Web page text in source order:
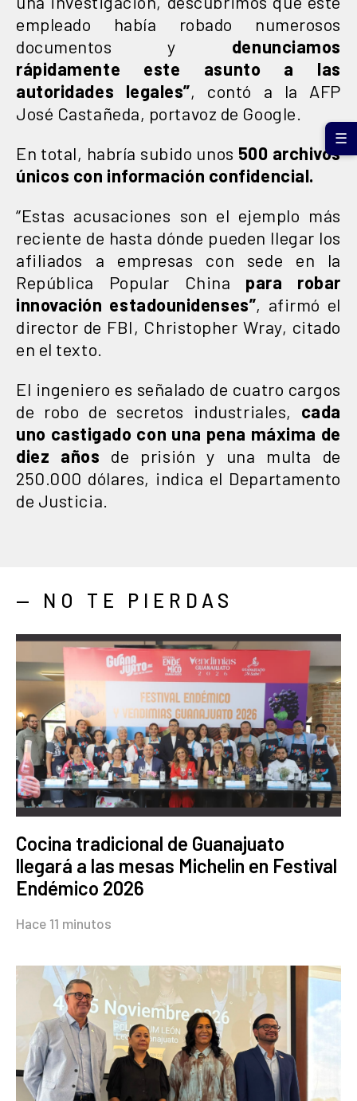
empleado había robado numerosos
documentos y denunciamos
rápidamente este asunto a las
autoridades legales”, contó a la AFP
José Castañeda, portavoz de Google.
En total, habría subido unos 500 archivos
únicos con información confidencial.
“Estas acusaciones son el ejemplo más
reciente de hasta dónde pueden llegar los
afiliados a empresas con sede en la
República Popular China para robar
innovación estadounidenses”, afirmó el
director de FBI, Christopher Wray, citado
en el texto.
El ingeniero es señalado de cuatro cargos
de robo de secretos industriales, cada
uno castigado con una pena máxima de
diez años de prisión y una multa de
250.000 dólares, indica el Departamento
de Justicia.
— NO TE PIERDAS
Cocina tradicional de Guanajuato
llegará a las mesas Michelin en Festival
Endémico 2026
Hace 11 minutos
☰